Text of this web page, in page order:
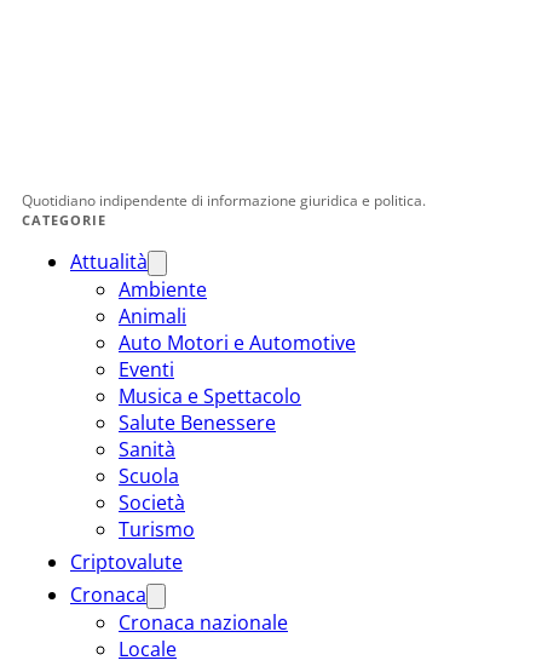
Quotidiano indipendente di informazione giuridica e politica.
CATEGORIE
Attualità
Ambiente
Animali
Auto Motori e Automotive
Eventi
Musica e Spettacolo
Salute Benessere
Sanità
Scuola
Società
Turismo
Criptovalute
Cronaca
Cronaca nazionale
Locale